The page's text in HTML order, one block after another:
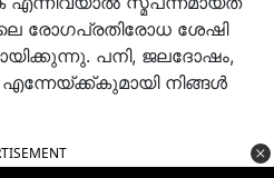
രോഗപ്രതിരോധ ശേഷി
പനി, ജലദോഷം,
നിങ്ങൾ